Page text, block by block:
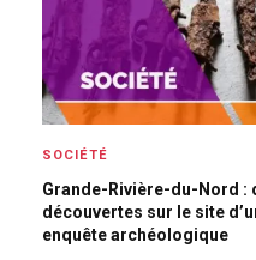
SOCIÉTÉ
Grande-Rivière-du-Nord :
découvertes sur le site
enquête archéologique